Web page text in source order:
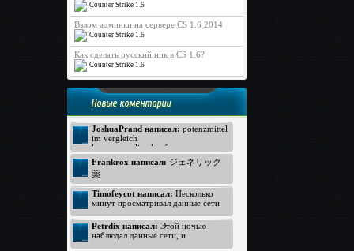
Counter Strike 1.6
Взлом админки на сервере CS 1.6 2014
Counter Strike 1.6
Как сделать русский ник в CS 1.6?
Counter Strike 1.6
Новые коментарии
JoshuaPrand написал: potenzmittel
im vergleich
kamagra online kaufen
Viagra Generica ohne Rezept
https://www.rezeptfrei-viagra.com -
pde hemmer
generika apotheke
Kamagra ohne Rezept
Frankrox написал: ジェネリック
薬
ジェネリック バイアグラ
バイアグラ 価格
http://www.kokun.net/offers/orlistat -
オルリスタット
ジェネリック
ジェネリック
Timofeycot написал: Несколько
минут просматривал данные сети
удивлению открыл прелестный
вебсайт. Посмотрите: http://lmp-
174.biz - лмп174 . Для меня
Petrdix написал: Этой ночью
наблюдал данные сети, и